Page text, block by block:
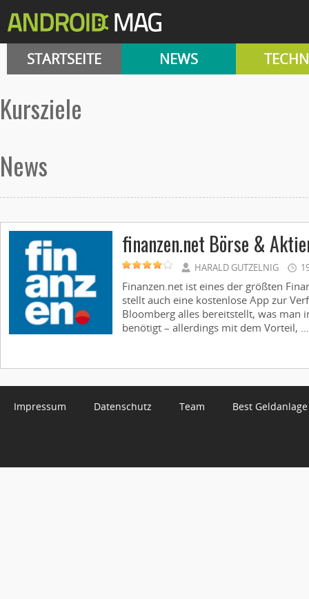
STARTSEITE NEWS
Kursziele
News
finanzen.net Börse &
HARALD GUTZELNIG
Finanzen.net ist eines der größten
stellt auch eine kostenlose App zur
Bloomberg alles bereitstellt, was man
benötigt – allerdings mit dem Vorteil, ...
Impressum Datenschutz Team Best Geldanlage